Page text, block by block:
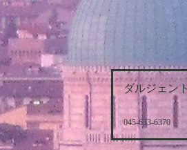
ダルジェン
045-633-6370